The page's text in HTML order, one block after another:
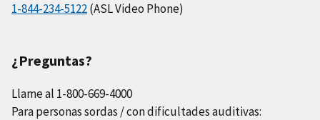
1-844-234-5122(ASL Video Phone)
¿Preguntas?
Llame al 1-800-669-4000
Para personas sordas / con dificultades auditivas: